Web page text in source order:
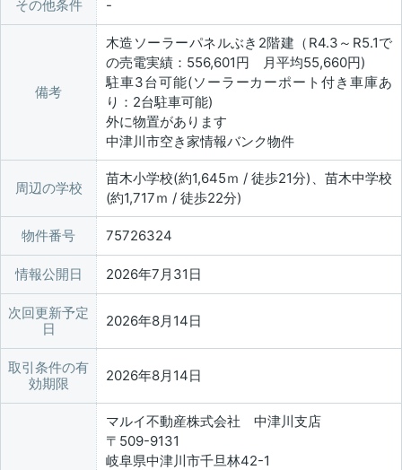
その他条件
備考
木造ソーラーパネルぶき2階建（R4.3～R5.1で
の売電実績：556,601円 月平均55,660円)
駐車3台可能(ソーラーカーポート付き車庫あ
り：2台駐車可能)
外に物置があります
中津川市空き家情報バンク物件
周辺の学校
苗木小学校(約1,645ｍ / 徒歩21分)、苗木中学校
(約1,717ｍ / 徒歩22分)
物件番号 75726324
情報公開日 2026年7月31日
次回更新予定
日
2026年8月14日
取引条件の有
効期限
2026年8月14日
マルイ不動産株式会社 中津川支店
〒509-9131
岐阜県中津川市千旦林42-1